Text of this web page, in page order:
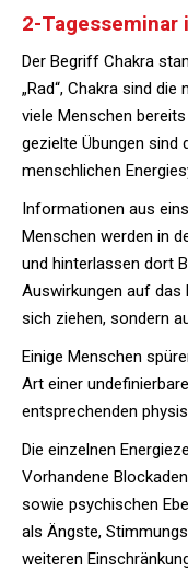
2-Tagesseminar
Der Begriff Chakra
„Rad“, Chakra sind
viele Menschen
gezielte Übungen sind
menschlichen
Informationen aus
Menschen werden in
und hinterlassen dort
Auswirkungen auf das
sich ziehen, sondern
Einige Menschen
Art einer
entsprechenden
Die einzelnen
Vorhandene
sowie psychischen
als Ängste,
weiteren